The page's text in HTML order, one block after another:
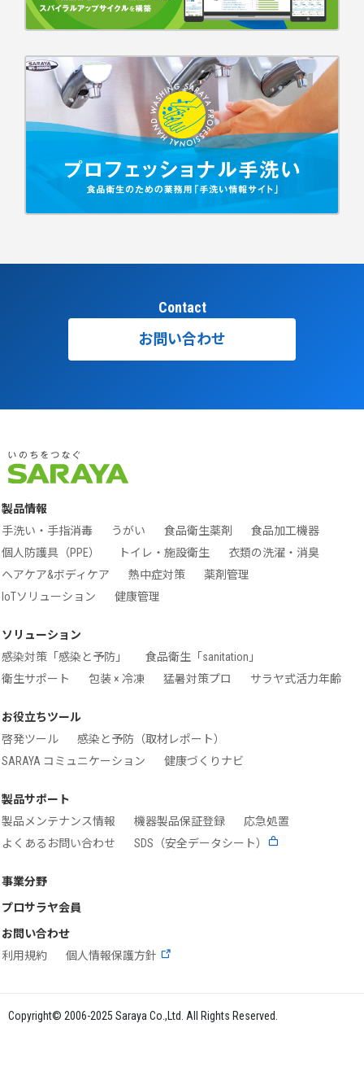
Contact
お問い合わせ
製品情報
手洗い・手指消毒
うがい 食品衛生薬剤
食品加工機器
個人防護具（PPE）
トイレ・施設衛生
衣類の洗濯・消臭
ヘアケア&ボディケア
熱中症対策
薬剤管理
IoTソリューション
健康管理
ソリューション
感染対策「感染と予防」
食品衛生「sanitation」
衛生サポート
包装 × 冷凍 猛暑対策プロ サラヤ式活力年齢
お役立ちツール
啓発ツール
感染と予防（取材レポート）
SARAYA コミュニケーション
健康づくりナビ
製品サポート
製品メンテナンス情報
機器製品保証登録
応急処置
よくあるお問い合わせ
SDS（安全データシート）
事業分野
プロサラヤ会員
お問い合わせ
利用規約
個人情報保護方針
Copyright© 2006-2025 Saraya Co.,Ltd. All Rights Reserved.